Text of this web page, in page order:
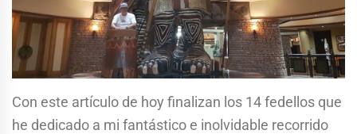
Con este artículo de hoy finalizan los 14 fedellos que
he dedicado a mi fantástico e inolvidable recorrido